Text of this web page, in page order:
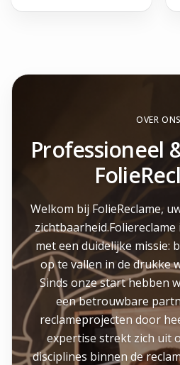
OVER ONS
Professioneel
Welkom bij FolieReclame,
met een duidelijke missie:
op te vallen in de drukke
Sinds onze start hebben
een betrouwbare
reclameprojecten door
expertise strekt zich uit
disciplines binnen de